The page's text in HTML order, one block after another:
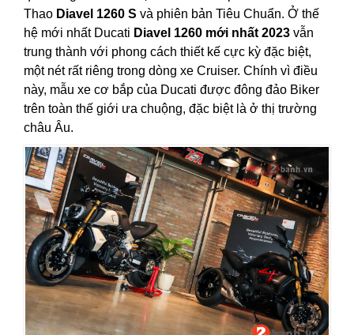
Thao Diavel 1260 S và phiên bản Tiêu Chuẩn. Ở thế
hệ mới nhất Ducati Diavel 1260 mới nhất 2023 vẫn
trung thành với phong cách thiết kế cực kỳ đặc biệt,
một nét rất riêng trong dòng xe Cruiser. Chính vì điều
này, mẫu xe cơ bắp của Ducati được đông đảo Biker
trên toàn thế giới ưa chuộng, đặc biệt là ở thị trường
châu Âu.